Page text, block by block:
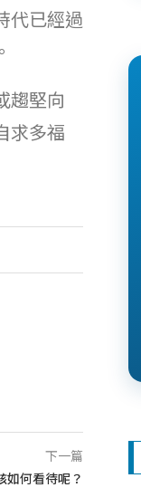
代已經過
趨堅向
求多福
下一篇
如何看待呢？